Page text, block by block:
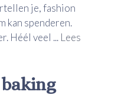
je, fashion
kan spenderen.
Héél veel ... Lees